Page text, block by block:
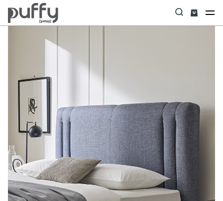
Anasayfa Başlık